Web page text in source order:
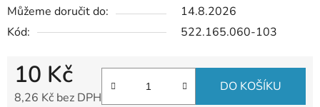
Můžeme doručit do:
14.8.2026
Kód:
522.165.060-103
10 Kč
8,26 Kč bez DPH
DO KOŠÍKU